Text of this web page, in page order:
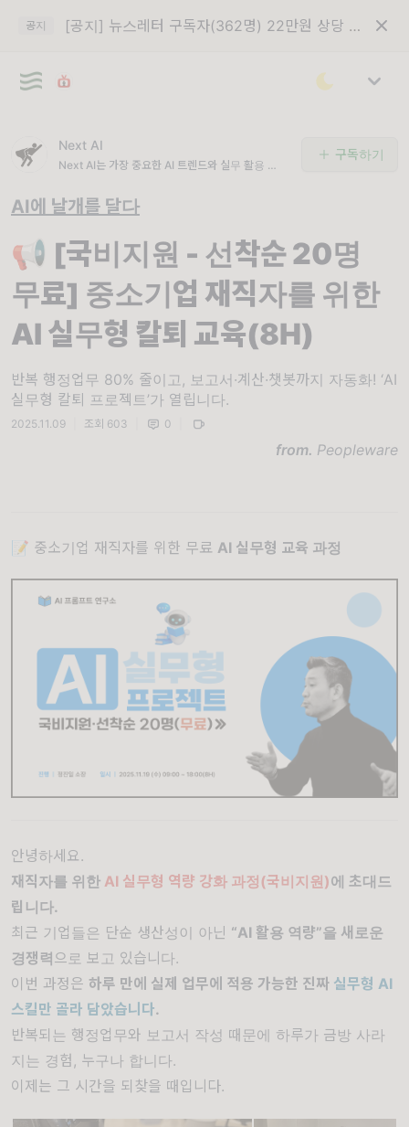
공지 [공지] 뉴스레터 구독자(362명) 22만원 상당 VOD 구입권 이메일 발송
Next AI
Next AI는 가장 중요한 AI 트렌드와 실무 활용 전략
구독하기
AI에 날개를 달다
📢 [국비지원 - 선착순 20명
무료] 중소기업 재직자를 위한
AI 실무형 칼퇴 교육(8H)
반복 행정업무 80% 줄이고, 보고서·계산·챗봇까지 자동화! ‘AI
실무형 칼퇴 프로젝트’가 열립니다.
2025.11.09 조회 603 0
from. Peopleware
📝 중소기업 재직자를 위한 무료 AI 실무형 교육 과정
안녕하세요.
재직자를 위한 AI 실무형 역량 강화 과정(국비지원)에 초대드
립니다.
최근 기업들은 단순 생산성이 아닌 “AI 활용 역량”을 새로운
경쟁력으로 보고 있습니다.
이번 과정은 하루 만에 실제 업무에 적용 가능한 진짜 실무형 AI
스킬만 골라 담았습니다.
반복되는 행정업무와 보고서 작성 때문에 하루가 금방 사라
지는 경험, 누구나 합니다.
이제는 그 시간을 되찾을 때입니다.